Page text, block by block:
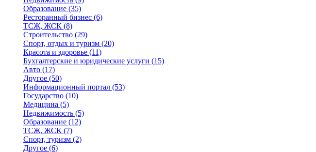
Образование (35)
Ресторанный бизнес (6)
ТСЖ, ЖСК (8)
Строительство (29)
Спорт, отдых и туризм (20)
Красота и здоровье (11)
Бухгалтерские и юридические услуги (15)
Авто (17)
Другое (50)
Информационный портал (53)
Государство (10)
Медицина (5)
Недвижимость (5)
Образование (12)
ТСЖ, ЖСК (7)
Спорт, туризм (2)
Другое (6)